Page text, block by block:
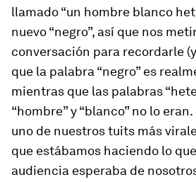
llamado “un hombre blanco
nuevo “negro”, así que nos
conversación para recordarle
que la palabra “negro” es
mientras que las palabras
“hombre” y “blanco” no lo
uno de nuestros tuits más
que estábamos haciendo lo
audiencia esperaba de